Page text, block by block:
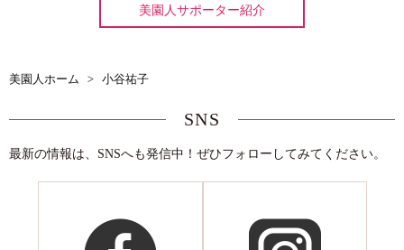
美園人サポーター紹介
美園人ホーム > 小谷祐子
SNS
最新の情報は、SNSへも発信中！ぜひフォローしてみてください。